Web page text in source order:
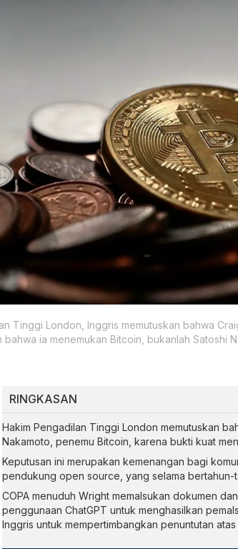
Tinggi London, Inggris memutuskan bahwa
bahwa ia menemukan Bitcoin, bukanlah Satoshi
RINGKASAN
Hakim Pengadilan Tinggi London memutuskan
Nakamoto, penemu Bitcoin, karena bukti kuat
Keputusan ini merupakan kemenangan bagi
pendukung open source, yang selama bertahun-
COPA menuduh Wright memalsukan dokumen
penggunaan ChatGPT untuk menghasilkan
Inggris untuk mempertimbangkan penuntutan